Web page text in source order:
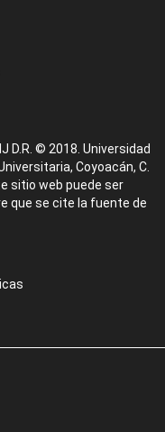
D.R. © 2018. Universidad
Coyoacán, C.
sitio web puede ser
que se cite la fuente de